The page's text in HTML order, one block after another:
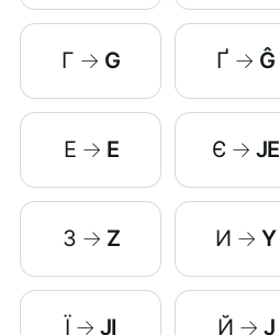
Г → G Ґ → Ĝ
Е→ E Є →JE
З→ Z И →Y
Ї →JI Й→ J